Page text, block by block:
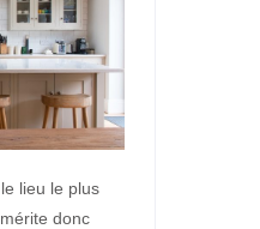
lieu le plus
donc